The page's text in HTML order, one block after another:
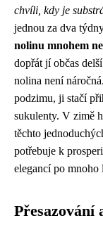
chvíli, kdy je
jednou za dva
nolinu mnohem
dopřát jí občas
nolina není
podzimu, ji stačí
sukulenty. V zimě
těchto
potřebuje k
elegancí po mnoho
Přesazování